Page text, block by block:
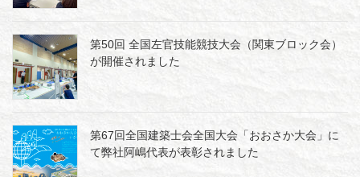
第50回 全国左官技能競技大会（関東ブロック会）
が開催されました
第67回全国建築士会全国大会「おおさか大会」に
て弊社阿嶋代表が表彰されました